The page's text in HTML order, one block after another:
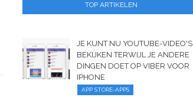
TOP ARTIKELEN
JE KUNT NU YOUTUBE-VIDEO'S
BEKIJKEN TERWIJL JE ANDERE
DINGEN DOET OP VIBER VOOR
IPHONE
APP STORE-APPS